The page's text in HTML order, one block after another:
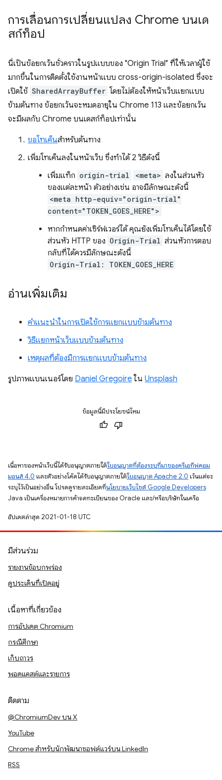
การเลื่อนการเปลี่ยนแปลง Chrome บนเด
สก์ท็อป
นี่เป็นข้อยกเว้นชั่วคราวในรูปแบบของ "Origin Trial" ที่ให้เวลาผู้ใช้
มากขึ้นในการติดตั้งใช้งานหน้าแบบ cross-origin-isolated ซึ่งจะ
เปิดใช้ SharedArrayBuffer โดยไม่ต้องให้หน้าเว็บแยกแบบ
ข้ามต้นทาง ข้อยกเว้นจะหมดอายุใน Chrome 113 และข้อยกเว้น
จะมีผลกับ Chrome บนเดสก์ท็อปเท่านั้น
ขอโทเค็นสำหรับต้นทาง
เพิ่มโทเค็นลงในหน้าเว็บ ซึ่งทำได้ 2 วิธีดังนี้
เพิ่มแท็ก origin-trial <meta> ลงในส่วนหัว
ของแต่ละหน้า ตัวอย่างเช่น อาจมีลักษณะดังนี้
<meta http-equiv="origin-trial"
content="TOKEN_GOES_HERE">
หากกำหนดค่าเซิร์ฟเวอร์ได้ คุณยังเพิ่มโทเค็นได้โดยใช้
ส่วนหัว HTTP ของ Origin-Trial ส่วนหัวการตอบ
กลับที่ได้ควรมีลักษณะดังนี้
Origin-Trial: TOKEN_GOES_HERE
อ่านเพิ่มเติม
คำแนะนำในการเปิดใช้การแยกแบบข้ามต้นทาง
วิธีแยกหน้าเว็บแบบข้ามต้นทาง
เหตุผลที่ต้องมีการแยกแบบข้ามต้นทาง
รูปภาพแบนเนอร์โดย Daniel Gregoire ใน Unsplash
ข้อมูลนี้มีประโยชน์ไหม
เนื้อหาของหน้าเว็บนี้ได้รับอนุญาตภายใต้ใบอนุญาตที่ต้องระบุที่มาของครีเอทีฟคอม
มอนส์ 4.0 และตัวอย่างโค้ดได้รับอนุญาตภายใต้ใบอนุญาต Apache 2.0 เว้นแต่จะ
ระบุไว้เป็นอย่างอื่น โปรดดูรายละเอียดที่นโยบายเว็บไซต์ Google Developers
Java เป็นเครื่องหมายการค้าจดทะเบียนของ Oracle และ/หรือบริษัทในเครือ
อัปเดตล่าสุด 2021-01-18 UTC
มีส่วนร่วม
รายงานข้อบกพร่อง
ดูประเด็นที่เปิดอยู่
เนื้อหาที่เกี่ยวข้อง
การอัปเดต Chromium
กรณีศึกษา
เก็บถาวร
พอดแคสต์และรายการ
ติดตาม
@ChromiumDev บน X
YouTube
Chrome สำหรับนักพัฒนาซอฟต์แวร์บน LinkedIn
RSS